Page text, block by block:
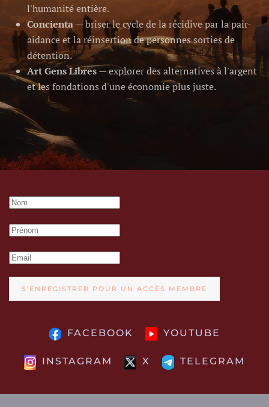
l'humanité entière.
Concienta— briser le cycle de la récidive par la pair-
aidance et la réinsertion de personnes sorties de
détention.
Art Gens Libres— explorer des alternatives à l'argent
et les fondations d'une économie plus juste.
S'ENREGISTRER POUR UN ACCÈS MEMBRE
FACEBOOK YOUTUBE
INSTAGRAM X TELEGRAM